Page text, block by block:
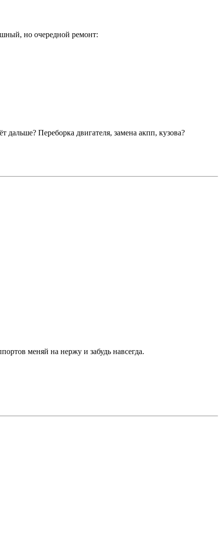
но очередной ремонт:
Переборка двигателя, замена акпп, кузова?
меняй на нержу и забудь навсегда.